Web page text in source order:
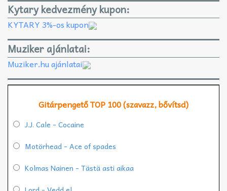
Kytary kedvezmény kupon:
KYTARY 3%-os kupon
Muziker ajánlatai:
Muziker.hu ajánlatai
Gitárpengető TOP 100 (szavazz, bővítsd)
J.J. Cale - Cocaine
Motörhead - Ace of spades
Kolmas Nainen - Tästä asti aikaa